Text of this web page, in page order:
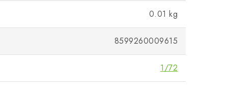
0.01 kg
8599260009615
1/72